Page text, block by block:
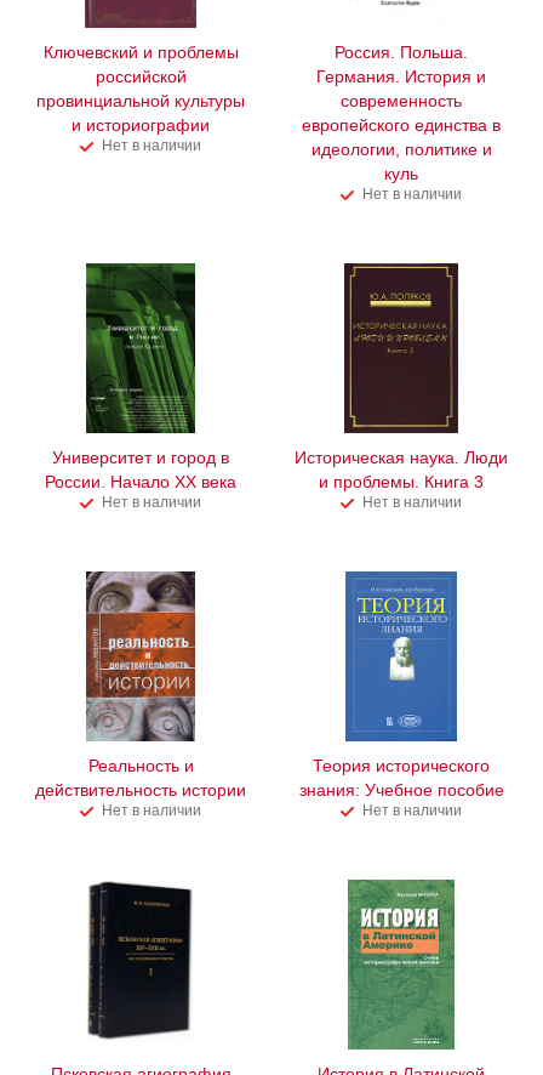
Ключевский и проблемы
российской
провинциальной культуры
и историографии
Нет в наличии
Россия. Польша.
Германия. История и
современность
европейского единства в
идеологии, политике и
куль
Нет в наличии
Университет и город в
России. Начало XX века
Нет в наличии
Историческая наука. Люди
и проблемы. Книга 3
Нет в наличии
Реальность и
действительность истории
Нет в наличии
Теория исторического
знания: Учебное пособие
Нет в наличии